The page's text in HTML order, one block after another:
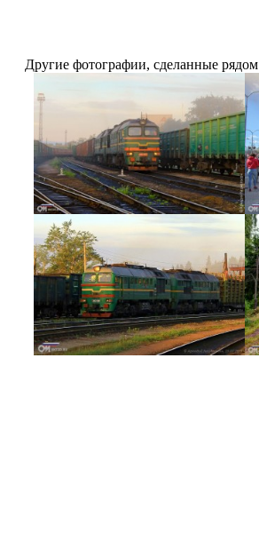
Другие фотографии, сделанные рядом